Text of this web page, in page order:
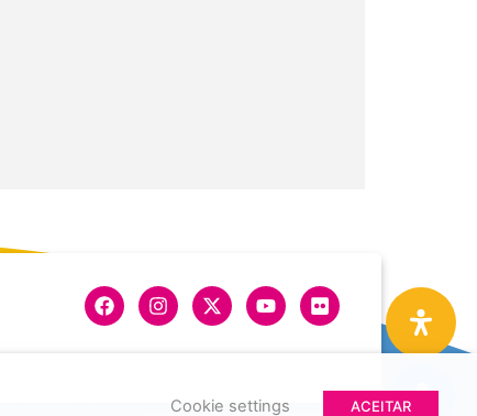
Cookie settings ACEITAR